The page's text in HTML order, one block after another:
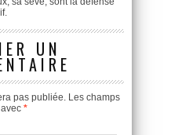
UN
pas publiée. Les champs
*